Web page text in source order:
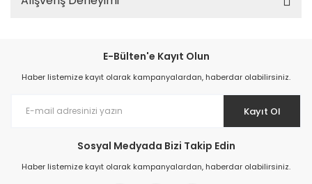
E-Bülten'e Kayıt Olun
Haber listemize kayıt olarak kampanyalardan, haberdar olabilirsiniz.
Kayıt Ol
Sosyal Medyada Bizi Takip Edin
Haber listemize kayıt olarak kampanyalardan, haberdar olabilirsiniz.